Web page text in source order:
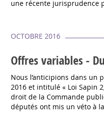
une récente jurisprudence
OCTOBRE 2016
Offres variables -
Nous l’anticipions dans un
2016 et intitulé « Loi Sapin
droit de la Commande
députés ont mis un véto à